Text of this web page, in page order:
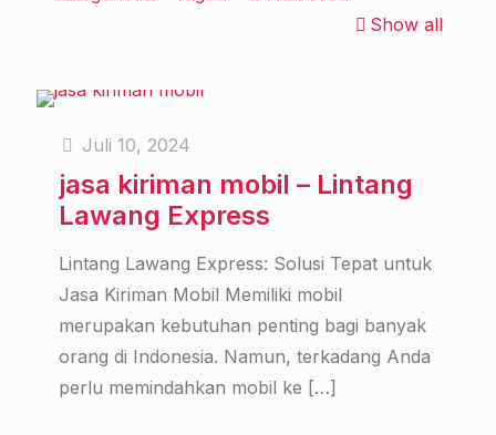
Show all
Juli 10, 2024
jasa kiriman mobil – Lintang
Lawang Express
Lintang Lawang Express: Solusi Tepat untuk
Jasa Kiriman Mobil Memiliki mobil
merupakan kebutuhan penting bagi banyak
orang di Indonesia. Namun, terkadang Anda
perlu memindahkan mobil ke […]